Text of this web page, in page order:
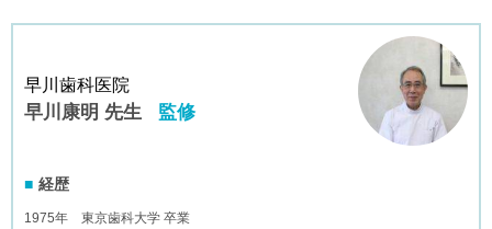
早川歯科医院
早川康明 先生 監修
経歴
1975年 東京歯科大学 卒業